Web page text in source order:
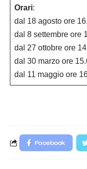
Orari:
dal 18 agosto ore
dal 8 settembre ore
dal 27 ottobre ore
dal 30 marzo ore
dal 11 maggio ore
Facebook